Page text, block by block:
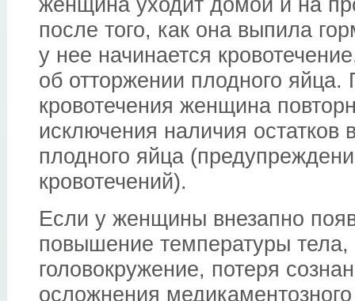
после того, как она выпила
у нее начинается
об отторжении плодного яйца.
кровотечения женщина
исключения наличия остатков
плодного яйца
кровотечений).
Если у женщины внезапно
повышение температуры тела,
головокружение, потеря
осложнения